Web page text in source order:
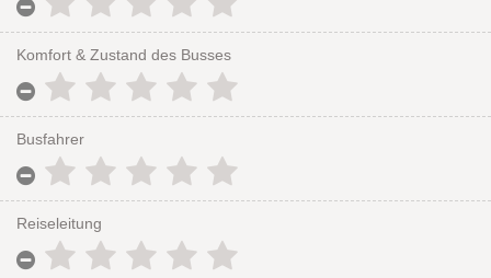
Komfort & Zustand des Busses
Busfahrer
Reiseleitung